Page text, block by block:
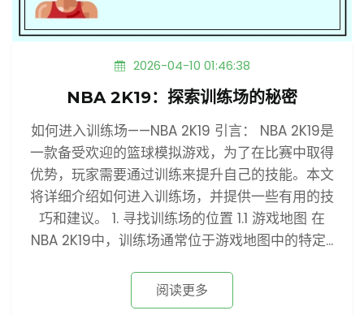
2026-04-10 01:46:38
NBA 2K19：探索训练场的秘密
如何进入训练场——NBA 2K19 引言： NBA 2K19是
一款备受欢迎的篮球模拟游戏，为了在比赛中取得
优势，玩家需要通过训练来提升自己的技能。本文
将详细介绍如何进入训练场，并提供一些有用的技
巧和建议。 1. 寻找训练场的位置 1.1 游戏地图 在
NBA 2K19中，训练场通常位于游戏地图中的特定...
阅读更多